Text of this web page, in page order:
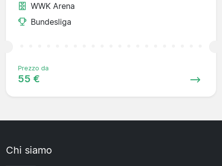
WWK Arena
Bundesliga
Prezzo da
55 €
Chi siamo